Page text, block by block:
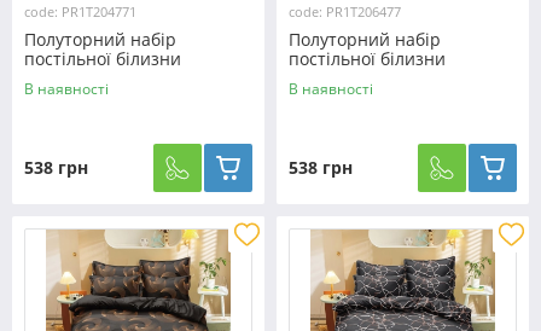
code: PR1T204771
Полуторний набір
постільної білизни
150*220 із полікотону
№204771 Черешенька™
В наявності
538 грн
code: PR1T206477
Полуторний набір
постільної білизни
150*220 із полікотону
№206477 Черешенька™
В наявності
538 грн